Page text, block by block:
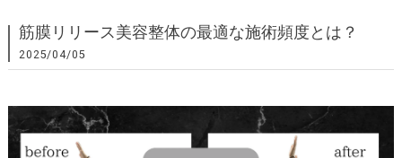
筋膜リリース美容整体の最適な施術頻度とは？
2025/04/05